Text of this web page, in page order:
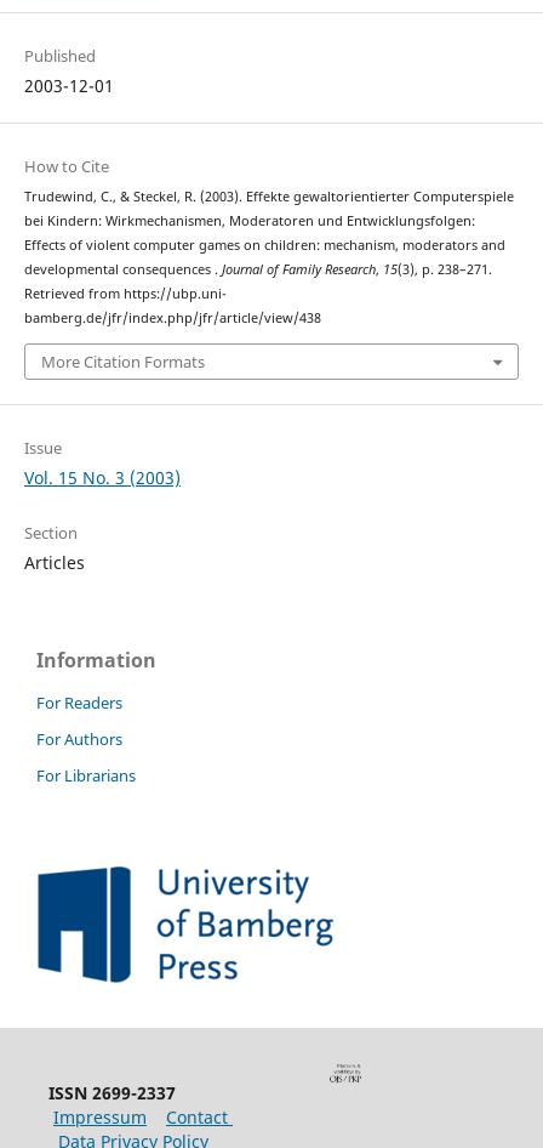
Published
2003-12-01
How to Cite
Trudewind, C., & Steckel, R. (2003). Effekte gewaltorientierter Computerspiele
bei Kindern: Wirkmechanismen, Moderatoren und Entwicklungsfolgen:
Effects of violent computer games on children: mechanism, moderators and
developmental consequences . Journal of Family Research, 15(3), p. 238–271.
Retrieved from https://ubp.uni-
bamberg.de/jfr/index.php/jfr/article/view/438
More Citation Formats
Issue
Vol. 15 No. 3 (2003)
Section
Articles
Information
For Readers
For Authors
For Librarians
ISSN 2699-2337
Impressum
Contact
Data Privacy Policy